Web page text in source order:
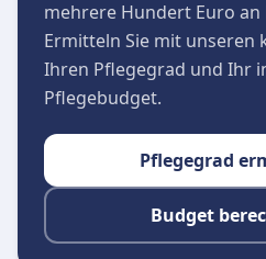
mehrere Hundert Euro an
Ermitteln Sie mit unseren
Ihren Pflegegrad und Ihr
Pflegebudget.
Pflegegrad
Budget